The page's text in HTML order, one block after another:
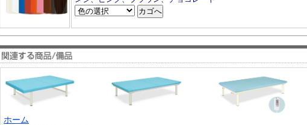
ホーム